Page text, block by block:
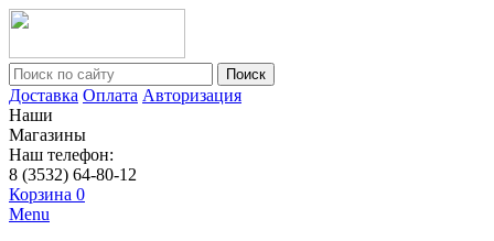
Поиск
Доставка Оплата Авторизация
Наши
Магазины
Наш телефон:
8 (3532) 64-80-12
Корзина 0
Menu